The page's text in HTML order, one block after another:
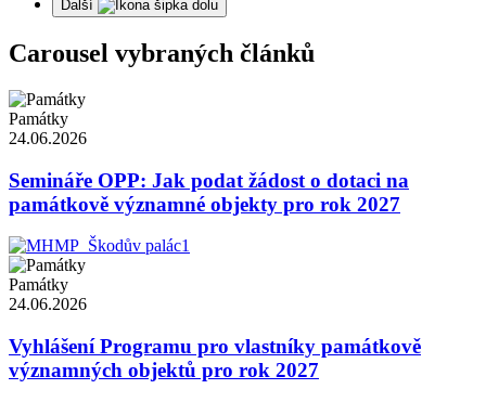
Další
Carousel vybraných článků
Památky
24.06.2026
Semináře OPP: Jak podat žádost o dotaci na
památkově významné objekty pro rok 2027
Památky
24.06.2026
Vyhlášení Programu pro vlastníky památkově
významných objektů pro rok 2027